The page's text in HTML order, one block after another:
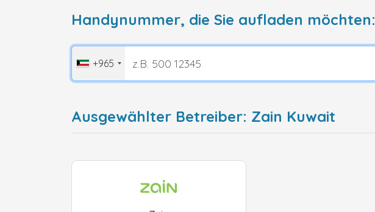
Handynummer, die Sie aufladen möchten:
+965
Ausgewählter Betreiber: Zain Kuwait